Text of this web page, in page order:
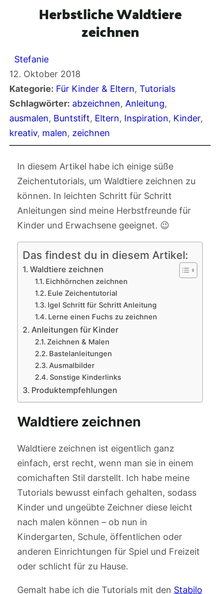
Herbstliche Waldtiere
zeichnen
Stefanie
12. Oktober 2018
Kategorie: Für Kinder & Eltern, Tutorials
Schlagwörter: abzeichnen, Anleitung
ausmalen, Buntstift, Eltern, Inspiration, Kinder
kreativ, malen, zeichnen
In diesem Artikel habe ich einige süße
Zeichentutorials, um Waldtiere zeichnen zu
können. In leichten Schritt für Schritt
Anleitungen sind meine Herbstfreunde für
Kinder und Erwachsene geeignet. 😉
Das findest du in diesem Artikel:
Waldtiere zeichnen
Eichhörnchen zeichnen
Eule Zeichentutorial
Igel Schritt für Schritt Anleitung
Lerne einen Fuchs zu zeichnen
Anleitungen für Kinder
Zeichnen & Malen
Bastelanleitungen
Ausmalbilder
Sonstige Kinderlinks
Produktempfehlungen
Waldtiere zeichnen
Waldtiere zeichnen ist eigentlich ganz
einfach, erst recht, wenn man sie in einem
comichaften Stil darstellt. Ich habe meine
Tutorials bewusst einfach gehalten, sodass
Kinder und ungeübte Zeichner diese leicht
nach malen können – ob nun in
Kindergarten, Schule, öffentlichen oder
anderen Einrichtungen für Spiel und Freizeit
oder schlicht für zu Hause.
Gemalt habe ich die Tutorials mit den Stabilo